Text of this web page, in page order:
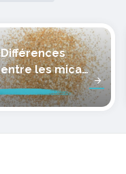
Différences
entre les micas
des pâtes
polymères